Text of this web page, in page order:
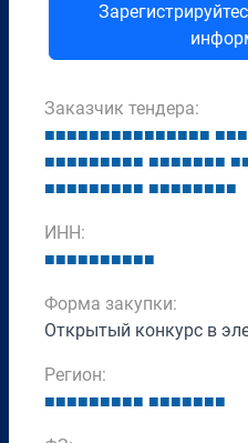
Заказчик тендера:
■■■■■■■■■■■■■■■ ■■■
■■■■■■■■■ ■■■■■■■ ■
■■■■■■■■■ ■■■■■■■■
ИНН:
■■■■■■■■■■
Форма закупки:
Открытый конкурс в
Регион:
■■■■■■■■■ ■■■■■■■